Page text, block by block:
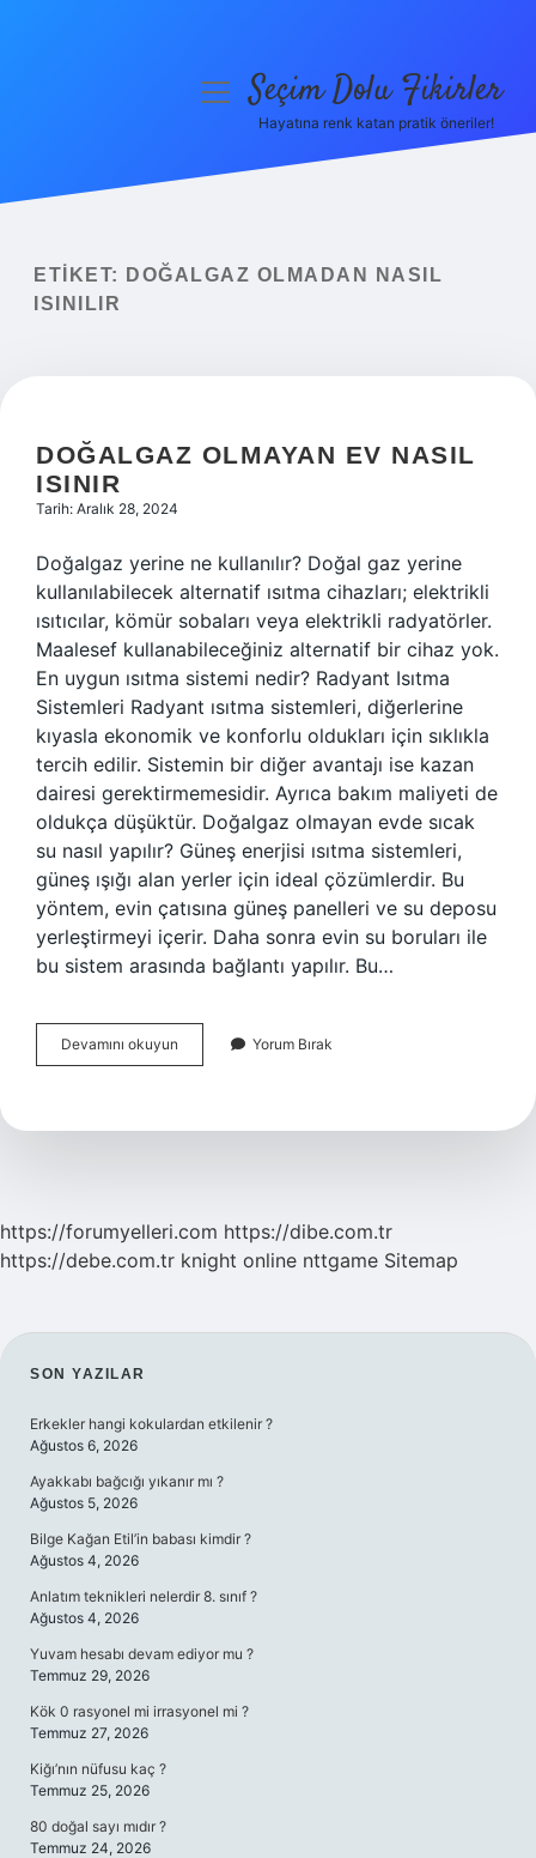
Yasal Uyarı
menüyüSeçim Dolu Fikirler
Hayatına renk katan pratik öneriler!
ETIKET:
DOĞALGAZ OLMADAN NASIL
ISINILIR
DOĞALGAZ OLMAYAN EV NASIL
ISINIR
Tarih: Aralık 28, 2024
Doğalgaz yerine ne kullanılır? Doğal gaz yerine
kullanılabilecek alternatif ısıtma cihazları; elektrikli
ısıtıcılar, kömür sobaları veya elektrikli radyatörler.
Maalesef kullanabileceğiniz alternatif bir cihaz yok.
En uygun ısıtma sistemi nedir? Radyant Isıtma
Sistemleri Radyant ısıtma sistemleri, diğerlerine
kıyasla ekonomik ve konforlu oldukları için sıklıkla
tercih edilir. Sistemin bir diğer avantajı ise kazan
dairesi gerektirmemesidir. Ayrıca bakım maliyeti de
oldukça düşüktür. Doğalgaz olmayan evde sıcak
su nasıl yapılır? Güneş enerjisi ısıtma sistemleri,
güneş ışığı alan yerler için ideal çözümlerdir. Bu
yöntem, evin çatısına güneş panelleri ve su deposu
yerleştirmeyi içerir. Daha sonra evin su boruları ile
bu sistem arasında bağlantı yapılır. Bu…
Devamını okuyun Doğalgaz
Olmayan
Isınır
Yorum Bırak
https://forumyelleri.com https://dibe.com.tr
https://debe.com.tr knight online nttgame Sitemap
SIDEBAR
SON YAZILAR
Erkekler hangi kokulardan etkilenir ?
Ağustos 6, 2026
Ayakkabı bağcığı yıkanır mı ?
Ağustos 5, 2026
Bilge Kağan Etil’in babası kimdir ?
Ağustos 4, 2026
Anlatım teknikleri nelerdir 8. sınıf ?
Ağustos 4, 2026
Yuvam hesabı devam ediyor mu ?
Temmuz 29, 2026
Kök 0 rasyonel mi irrasyonel mi ?
Temmuz 27, 2026
Kiğı’nın nüfusu kaç ?
Temmuz 25, 2026
80 doğal sayı mıdır ?
Temmuz 24, 2026